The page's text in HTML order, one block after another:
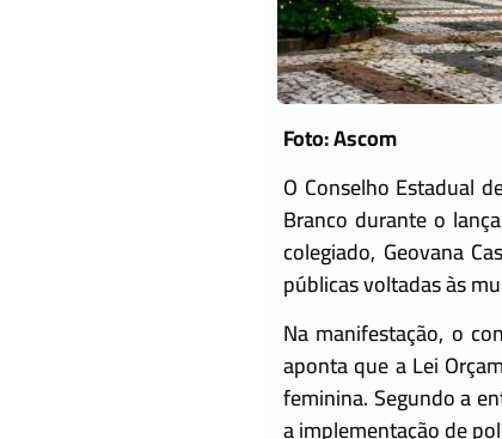
Foto: Ascom
O Conselho Estadual
Branco durante o
colegiado, Geovana
públicas voltadas às
Na manifestação, o
aponta que a Lei
feminina. Segundo a
a implementação de